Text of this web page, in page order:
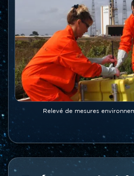
Légende
Relevé de mesures